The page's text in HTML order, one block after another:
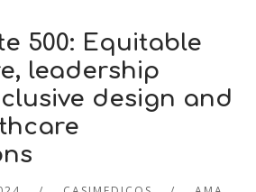
500: Equitable
leadership
design and